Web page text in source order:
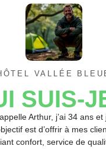
VALLÉE
SUIS-
Arthur, j’ai 34 ans
est d’offrir à mes
confort, service de